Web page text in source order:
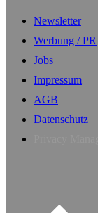
Newsletter
Werbung / PR
Jobs
Impressum
AGB
Datenschutz